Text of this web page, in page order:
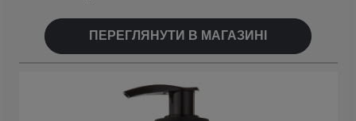
ПЕРЕГЛЯНУТИ В МАГАЗИНІ